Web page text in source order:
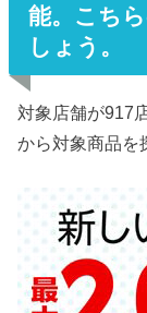
能。こち
しょう。
対象店舗が917
から対象商品を